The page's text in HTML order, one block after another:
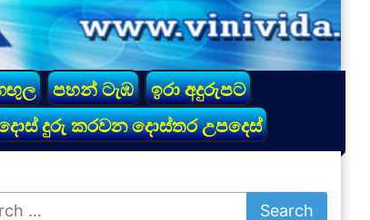
පහන් ටැඹ
ඉරා අදුරුපට
දුරු කරවන දොස්තර උපදෙස්